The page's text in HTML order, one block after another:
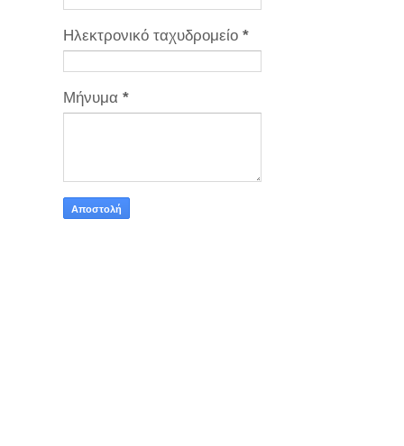
Ηλεκτρονικό ταχυδρομείο *
Μήνυμα *